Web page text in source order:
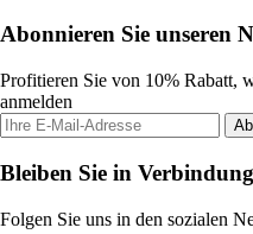
Abonnieren Sie unseren
Profitieren Sie von 10% Rabatt,
anmelden
Bleiben Sie in Verbindung
Folgen Sie uns in den sozialen